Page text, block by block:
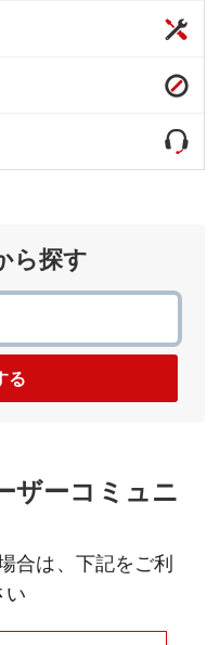
ら探す
る
ザーコミュニ
合は、下記をご利
い